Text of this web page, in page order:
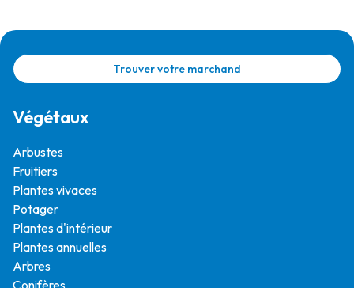
Trouver votre marchand
Végétaux
Arbustes
Fruitiers
Plantes vivaces
Potager
Plantes d'intérieur
Plantes annuelles
Arbres
Conifères